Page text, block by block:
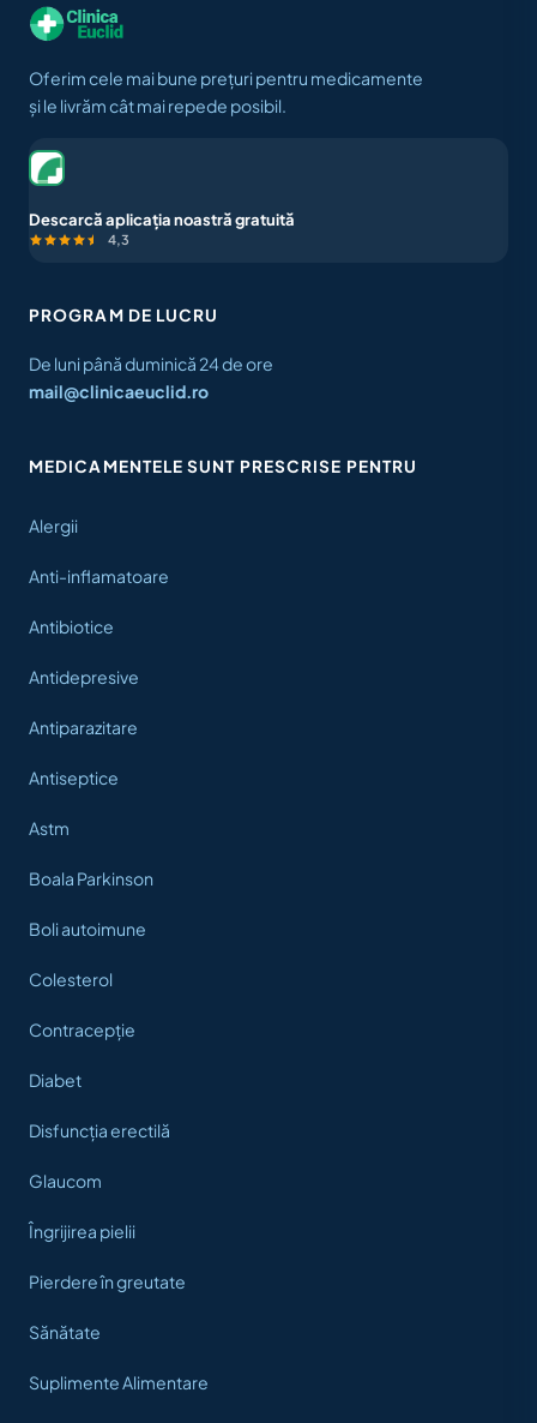
Oferim cele mai bune prețuri pentru medicamente
și le livrăm cât mai repede posibil.
Descarcă aplicația noastră gratuită
4,3
PROGRAM DE LUCRU
De luni până duminică 24 de ore
mail@clinicaeuclid.ro
MEDICAMENTELE SUNT PRESCRISE PENTRU
Alergii
Anti-inflamatoare
Antibiotice
Antidepresive
Antiparazitare
Antiseptice
Astm
Boala Parkinson
Boli autoimune
Colesterol
Contracepție
Diabet
Disfuncția erectilă
Glaucom
Îngrijirea pielii
Pierdere în greutate
Sănătate
Suplimente Alimentare